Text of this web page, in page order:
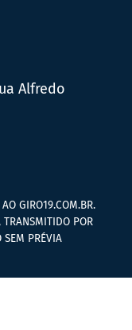
Alfredo
GIRO19.COM.BR.
TRANSMITIDO POR
SEM PRÉVIA